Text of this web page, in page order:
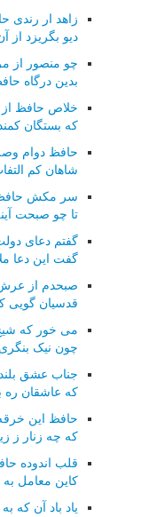
زاهد ار رندی
دیو بگریزد از
چو منصور از
بدین درگاه
خلاص حافظ از
که بستگان
حافظ دوام
شاهان کم
سر مکش
تا چو صبحت
گفتم دعای
گفت این دعا
صبحدم از
قدسیان گویی
می خور که
چون نیک
جناب عشق
که عاشقان ره
حافظ این خرقه
که چه زنار ز
قلب اندوده
کاین معامل به
یاد باد آن